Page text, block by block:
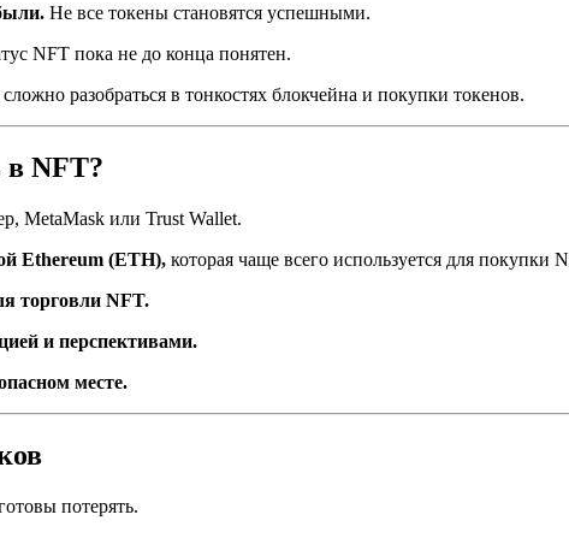
Не все токены становятся успешными.
NFT пока не до конца понятен.
разобраться в тонкостях блокчейна и покупки токенов.
в NFT?
MetaMask или Trust Wallet.
Ethereum (ETH), которая чаще всего используется для покупки
торговли NFT.
и перспективами.
месте.
потерять.